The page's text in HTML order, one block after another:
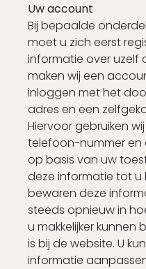
Uw account
Bij bepaalde
moet u zich eerst
informatie over uzelf
maken wij een
inloggen met het
adres en een
Hiervoor gebruiken
telefoon-nummer en
op basis van uw
deze informatie tot
bewaren deze
steeds opnieuw in
u makkelijker
is bij de website. U
informatie